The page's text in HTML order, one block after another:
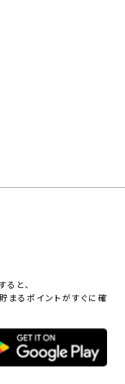
と、
まるポイントがすぐに確